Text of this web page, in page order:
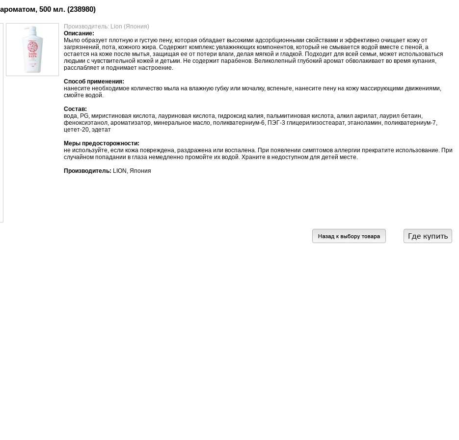
500 мл. (238980)
Производитель: Lion (Япония)
Описание:
Мыло образует плотную и густую пену, которая обладает высокими адсорбционными свойствами и эффективно очищает кожу от
загрязнений, пота, кожного жира. Содержит комплекс увлажняющих компонентов, который не смывается водой вместе с пеной, а
остается на коже после мытья, защищая ее от потери влаги, делая мягкой и гладкой. Подходит для всей семьи, может использоваться
людьми с чувствительной кожей и детьми. Не содержит парабенов. Великолепный глубокий аромат обволакивает во время купания,
расслабляет и поднимает настроение.
Способ применения:
нанесите необходимое количество мыла на влажную губку или мочалку, вспеньте, нанесите пену на кожу массирующими движениями,
смойте водой.
Состав:
вода, PG, миристиновая кислота, лауриновая кислота, гидроксид калия, пальмитиновая кислота, алкил акрилат, лаурил бетаин,
феноксиэтанол, ароматизатор, минеральное масло, поликватерниум-6, ПЭГ-3 глицерилизостеарат, этаноламин, поликватерниум-7,
цетет-20, эдетат
Меры предосторожности:
не используйте, если кожа повреждена, раздражена или воспалена. При появлении симптомов аллергии прекратите использование. При
случайном попадании в глаза немедленно промойте их водой. Храните в недоступном для детей месте.
Производитель: LION, Япония